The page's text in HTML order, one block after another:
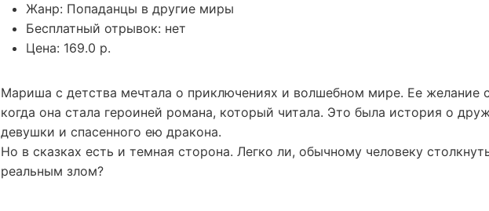
Жанр: Попаданцы в другие миры
Бесплатный отрывок: нет
Цена: 169.0 р.
Мариша с детства мечтала о приключениях и волшебном мире. Ее желание
когда она стала героиней романа, который читала. Это была история о
девушки и спасенного ею дракона.
Но в сказках есть и темная сторона. Легко ли, обычному человеку
реальным злом?